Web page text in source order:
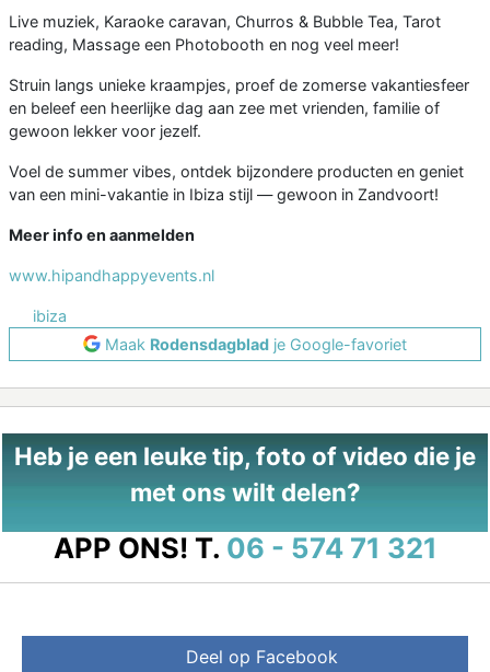
Live muziek, Karaoke caravan, Churros & Bubble Tea, Tarot
reading, Massage een Photobooth en nog veel meer!
Struin langs unieke kraampjes, proef de zomerse vakantiesfeer
en beleef een heerlijke dag aan zee met vrienden, familie of
gewoon lekker voor jezelf.
Voel de summer vibes, ontdek bijzondere producten en geniet
van een mini-vakantie in Ibiza stijl — gewoon in Zandvoort!
Meer info en aanmelden
www.hipandhappyevents.nl
ibiza
Maak Rodensdagblad je Google-favoriet
Heb je een leuke tip, foto of video die je
met ons wilt delen?
APP ONS! T. 06 - 574 71 321
Deel op Facebook